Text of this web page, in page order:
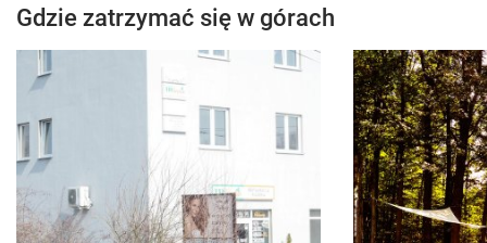
Gdzie zatrzymać się w górach